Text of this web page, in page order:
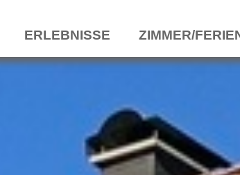
ERLEBNISSE ZIMMER/